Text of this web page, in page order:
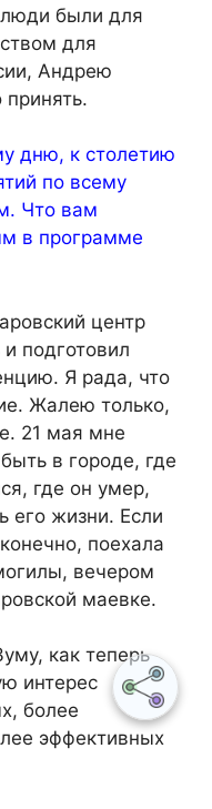
люди были для
для
Андрею
дню, к столетию
по всему
Что вам
в программе
центр
подготовил
Я рада, что
Жалею только,
21 мая мне
в городе, где
где он умер,
его жизни. Если
поехала
вечером
маевке.
как теперь
интерес
более
эффективных